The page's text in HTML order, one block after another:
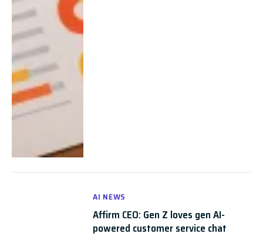
AI NEWS
Affirm CEO: Gen Z loves gen AI-
powered customer service chat